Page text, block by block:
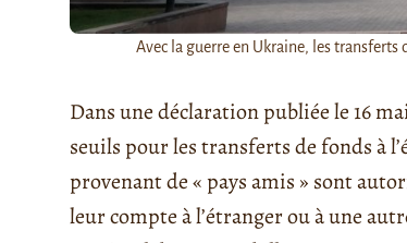
Avec la guerre en Ukraine, les
Dans une déclaration publiée le 16
seuils pour les transferts de fonds à
provenant de « pays amis » sont
leur compte à l’étranger ou à une